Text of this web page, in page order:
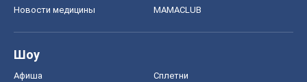
Новости медицины MAMACLUB
Шоу
Афиша Сплетни